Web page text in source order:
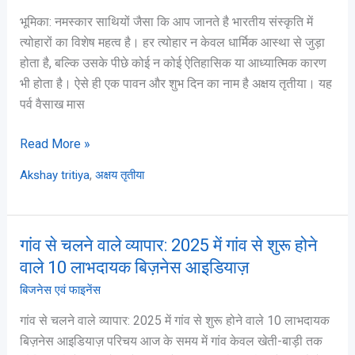
भूमिका: नमस्कार साथियों जैसा कि आप जानते है भारतीय संस्कृति में
त्योहारों का विशेष महत्व है। हर त्योहार न केवल धार्मिक आस्था से जुड़ा
होता है, बल्कि उसके पीछे कोई न कोई ऐतिहासिक या आध्यात्मिक कारण
भी होता है। ऐसे ही एक पावन और शुभ दिन का नाम है अक्षय तृतीया। यह
पर्व वैसाख मास
तृतीया
का
पावन
पर्व
का
महत्व
Read More »
Akshay tritiya, अक्षय तृतीया
गांव से चलने वाले व्यापार: 2025 में गांव से शुरू होने
वाले 10 लाभदायक बिज़नेस आइडियाज़
बिजनेस एवं फाइनेंस
गांव से चलने वाले व्यापार: 2025 में गांव से शुरू होने वाले 10 लाभदायक
बिज़नेस आइडियाज़ परिचय आज के समय में गांव केवल खेती-बाड़ी तक
गांव
से
चलने
व्यापार:
2025